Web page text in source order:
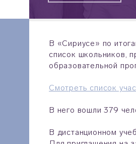
В «Сириусе» по
список школьников,
образовательной
Смотреть список
В него вошли 379
В дистанционном